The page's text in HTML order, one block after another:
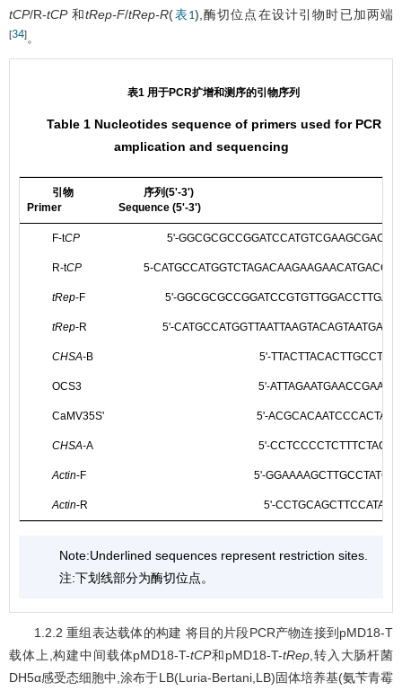
tCP/R-tCP和tRep-F/tRep-R(表1),酶切位点在设计引物时已加两端
[34]。
表1 用于PCR扩增和测序的引物序列
Table 1 Nucleotides sequence of primers used for PCR
amplication and sequencing
引物
Primer
序列(5'-3')
Sequence (5'-3')
F-tCP 5'-
R-tCP 5-
tRep-F 5'-
tRep-R 5'-
CHSA-B 5'-
OCS3 5'-
CaMV35S' 5'-
CHSA-A 5'-
Actin-F 5'-
Actin-R 5'-
Note:Underlined sequences represent restriction sites.
注:下划线部分为酶切位点。
1.2.2 重组表达载体的构建 将目的片段PCR产物连接到pMD18-T
载体上,构建中间载体pMD18-T-tCP和pMD18-T-tRep ,转入大肠杆菌
DH5α感受态细胞中,涂布于LB(Luria-Bertani,LB)固体培养基(氨苄青霉